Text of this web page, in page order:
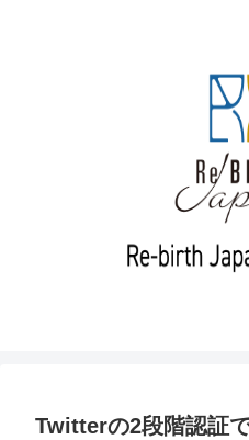
Twitterの2段階認証